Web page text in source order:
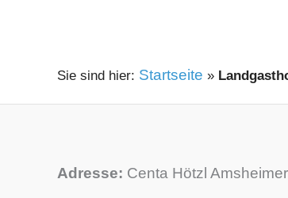
Startseite »
Adresse: Centa Hötzl